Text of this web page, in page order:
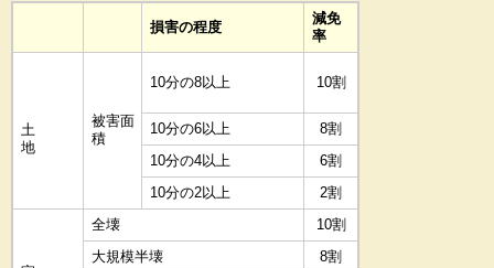
損害の程度
減免
率
土
地
被害面
積
10分の8以上 10割
10分の6以上
8割
10分の4以上
6割
10分の2以上
2割
全壊
10割
大規模半壊
8割